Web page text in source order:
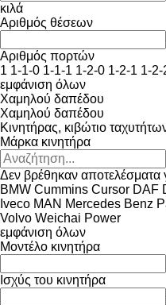
κιλά
Αριθμός θέσεων
Αριθμός πορτών
1 1-1-0 1-1-1 1-2-0 1-2-1 1-2-
εμφάνιση όλων
Χαμηλού δαπέδου
Χαμηλού δαπέδου
Κινητήρας, κιβώτιο
Μάρκα κινητήρα
Δεν βρέθηκαν αποτελέσματα
BMW Cummins Cursor DAF
Iveco MAN Mercedes Benz
Volvo Weichai Power
εμφάνιση όλων
Μοντέλο κινητήρα
Ισχύς του κινητήρα